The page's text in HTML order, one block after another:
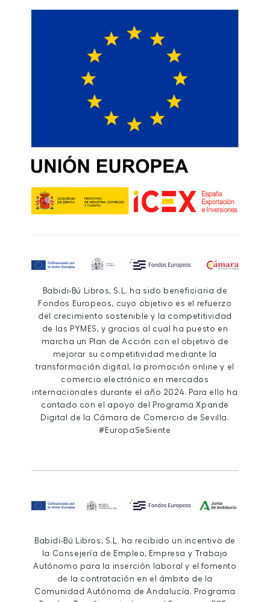
Babidi-Bú Libros, S.L. ha sido beneficiaria de
Fondos Europeos, cuyo objetivo es el refuerzo
del crecimiento sostenible y la competitividad
de las PYMES, y gracias al cual ha puesto en
marcha un Plan de Acción con el objetivo de
mejorar su competitividad mediante la
transformación digital, la promoción online y el
comercio electrónico en mercados
internacionales durante el año 2024. Para ello ha
contado con el apoyo del Programa Xpande
Digital de la Cámara de Comercio de Sevilla.
#EuropaSeSiente
Babidi-Bú Libros, S.L. ha recibido un incentivo de
la Consejería de Empleo, Empresa y Trabajo
Autónomo para la inserción laboral y el fomento
de la contratación en el ámbito de la
Comunidad Autónoma de Andalucía. Programa